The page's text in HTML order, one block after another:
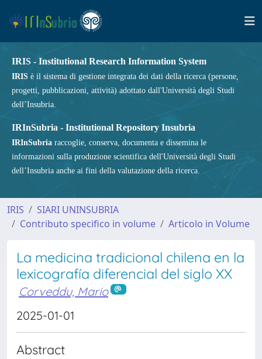
IRIS - Institutional Research Information System
IRIS è il sistema di gestione integrata dei dati della ricerca (persone,
progetti, pubblicazioni, attività) adottato dall'Università degli Studi
dell’Insubria.
IRInSubria - Institutional Repository Insubria
IRInSubria raccoglie, conserva, documenta e dissemina le
informazioni sulla produzione scientifica dell'Università degli Studi
dell’Insubria anche ai fini della valutazione della ricerca.
IRIS
SIARI UNINSUBRIA
Contributo specifico in volume
Articolo in Volume
La medicina tradicional chilena en la
lexicografía diferencial del siglo XX
Corveddu, Mario
2025-01-01
Abstract